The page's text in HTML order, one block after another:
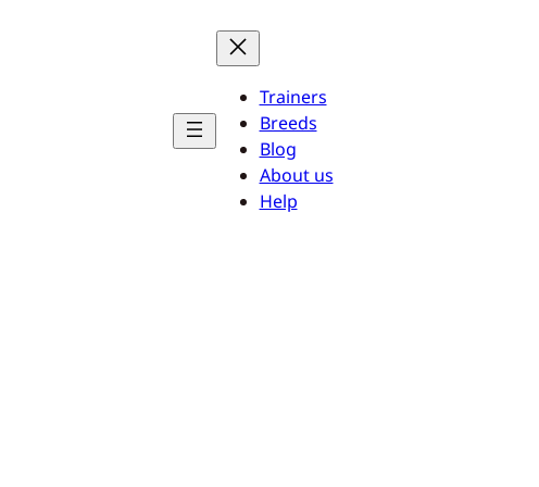
Trainers
Breeds
Blog
About us
Help